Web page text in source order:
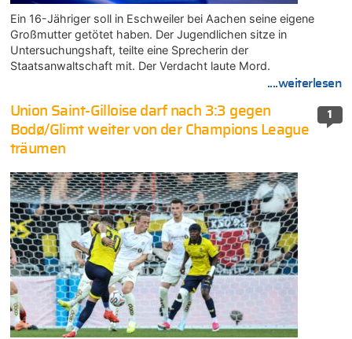
Ein 16-Jähriger soll in Eschweiler bei Aachen seine eigene
Großmutter getötet haben. Der Jugendlichen sitze in
Untersuchungshaft, teilte eine Sprecherin der
Staatsanwaltschaft mit. Der Verdacht laute Mord.
....weiterlesen
1
Union Saint-Gilloise darf nach 3:3 gegen
Bodø/Glimt weiter von der Champions League
träumen